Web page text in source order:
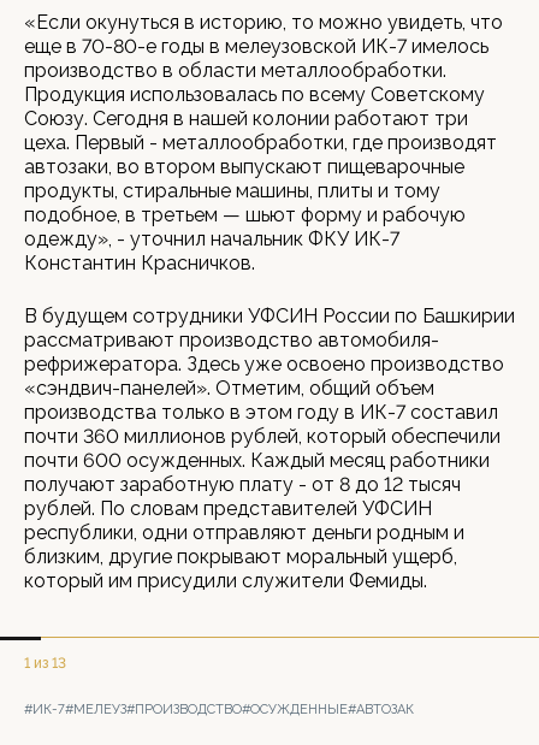
«Если окунуться в историю, то можно увидеть, что
еще в 70-80-е годы в мелеузовской ИК-7 имелось
производство в области металлообработки.
Продукция использовалась по всему Советскому
Союзу. Сегодня в нашей колонии работают три
цеха. Первый - металлообработки, где производят
автозаки, во втором выпускают пищеварочные
продукты, стиральные машины, плиты и тому
подобное, в третьем — шьют форму и рабочую
одежду», - уточнил начальник ФКУ ИК-7
Константин Красничков.
В будущем сотрудники УФСИН России по Башкирии
рассматривают производство автомобиля-
рефрижератора. Здесь уже освоено производство
«сэндвич-панелей». Отметим, общий объем
производства только в этом году в ИК-7 составил
почти 360 миллионов рублей, который обеспечили
почти 600 осужденных. Каждый месяц работники
получают заработную плату - от 8 до 12 тысяч
рублей. По словам представителей УФСИН
республики, одни отправляют деньги родным и
близким, другие покрывают моральный ущерб,
который им присудили служители Фемиды.
1 из 13
#ИК-7#МЕЛЕУЗ#ПРОИЗВОДСТВО#ОСУЖДЕННЫЕ#АВТОЗАК